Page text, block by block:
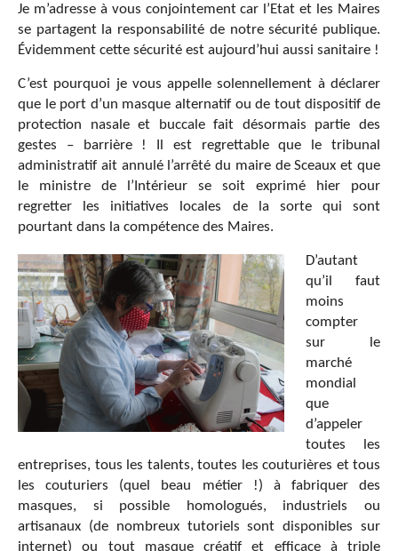
Je m’adresse à vous conjointement car l’Etat et les Maires
se partagent la responsabilité de notre sécurité publique.
Évidemment cette sécurité est aujourd’hui aussi sanitaire !
C’est pourquoi je vous appelle solennellement à déclarer
que le port d’un masque alternatif ou de tout dispositif de
protection nasale et buccale fait désormais partie des
gestes – barrière ! Il est regrettable que le tribunal
administratif ait annulé l’arrêté du maire de Sceaux et que
le ministre de l’Intérieur se soit exprimé hier pour
regretter les initiatives locales de la sorte qui sont
pourtant dans la compétence des Maires.
D’autant
qu’il faut
moins
compter
sur le
marché
mondial
que
d’appeler
toutes les
entreprises, tous les talents, toutes les couturières et tous
les couturiers (quel beau métier !) à fabriquer des
masques, si possible homologués, industriels ou
artisanaux (de nombreux tutoriels sont disponibles sur
internet) ou tout masque créatif et efficace à triple